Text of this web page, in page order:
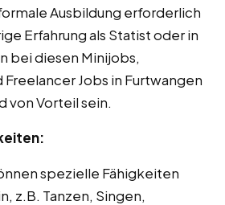
Ausbildung erforderlich
Erfahrung als Statist oder in
bei diesen Minijobs,
Jobs in Furtwangen
von Vorteil sein.
spezielle Fähigkeiten
z.B. Tanzen, Singen,